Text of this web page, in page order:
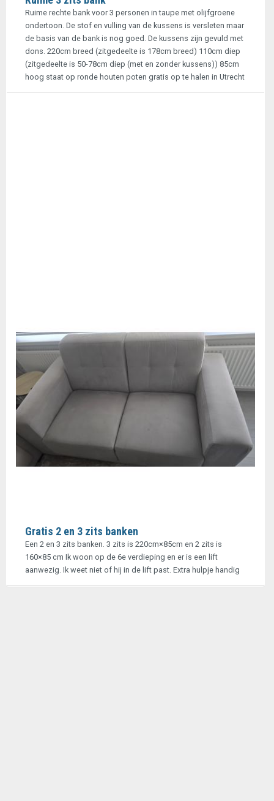
Ruime rechte bank voor 3 personen in taupe met olijfgroene
ondertoon. De stof en vulling van de kussens is versleten maar
de basis van de bank is nog goed. De kussens zijn gevuld met
dons. 220cm breed (zitgedeelte is 178cm breed) 110cm diep
(zitgedeelte is 50-78cm diep (met en zonder kussens)) 85cm
hoog staat op ronde houten poten gratis op te halen in Utrecht
Gratis 2 en 3 zits banken
Een 2 en 3 zits banken. 3 zits is 220cm×85cm en 2 zits is
160×85 cm Ik woon op de 6e verdieping en er is een lift
aanwezig. Ik weet niet of hij in de lift past. Extra hulpje handig